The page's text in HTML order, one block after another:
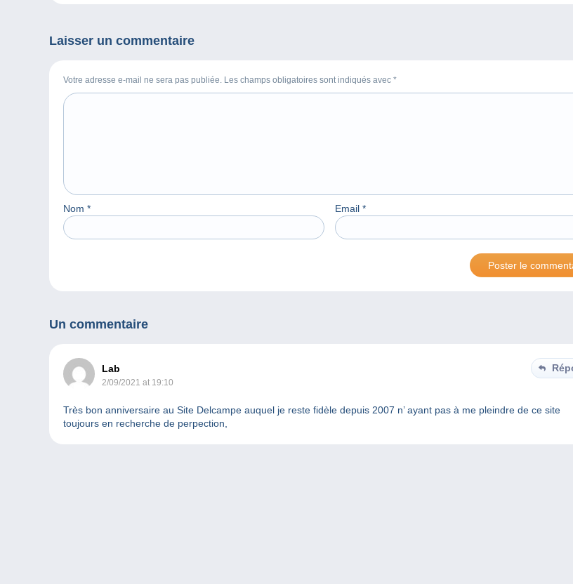
Laisser un commentaire
Votre adresse e-mail ne sera pas publiée. Les champs obligatoires sont indiqués avec *
Nom * Email *
Un commentaire
Lab
2/09/2021 at 19:10
Très bon anniversaire au Site Delcampe auquel je reste fidèle depuis 2007 n’ ayant pas à me pleindre de ce site
toujours en recherche de perpection,